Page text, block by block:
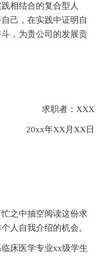
相结合的复合型人
己，在实践中证明自
，为贵公司的发展贡
求职者：XXX
20xx年XX月XX日
之中抽空阅读这份求
人自我介绍的机会。
床医学专业xx级学生